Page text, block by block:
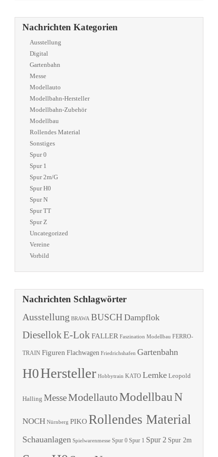
Nachrichten Kategorien
Ausstellung
Digital
Gartenbahn
Messe
Modellauto
Modellbahn-Hersteller
Modellbahn-Zubehör
Modellbau
Rollendes Material
Sonstiges
Spur 0
Spur 1
Spur 2m/G
Spur H0
Spur N
Spur TT
Spur Z
Uncategorized
Vereine
Vorbild
Nachrichten Schlagwörter
Ausstellung BRAWA BUSCH Dampflok
DiesellokE-LokFALLER Faszination Modellbau FERRO-
TRAIN Figuren Flachwagen Friedrichshafen Gartenbahn
H0Hersteller Hobbytrain KATO Lemke Leopold
Halling MesseModellautoModellbauN
NOCH Nürnberg PIKO Rollendes Material
Schauanlagen Spielwarenmesse Spur 0 Spur 1 Spur 2 Spur 2m